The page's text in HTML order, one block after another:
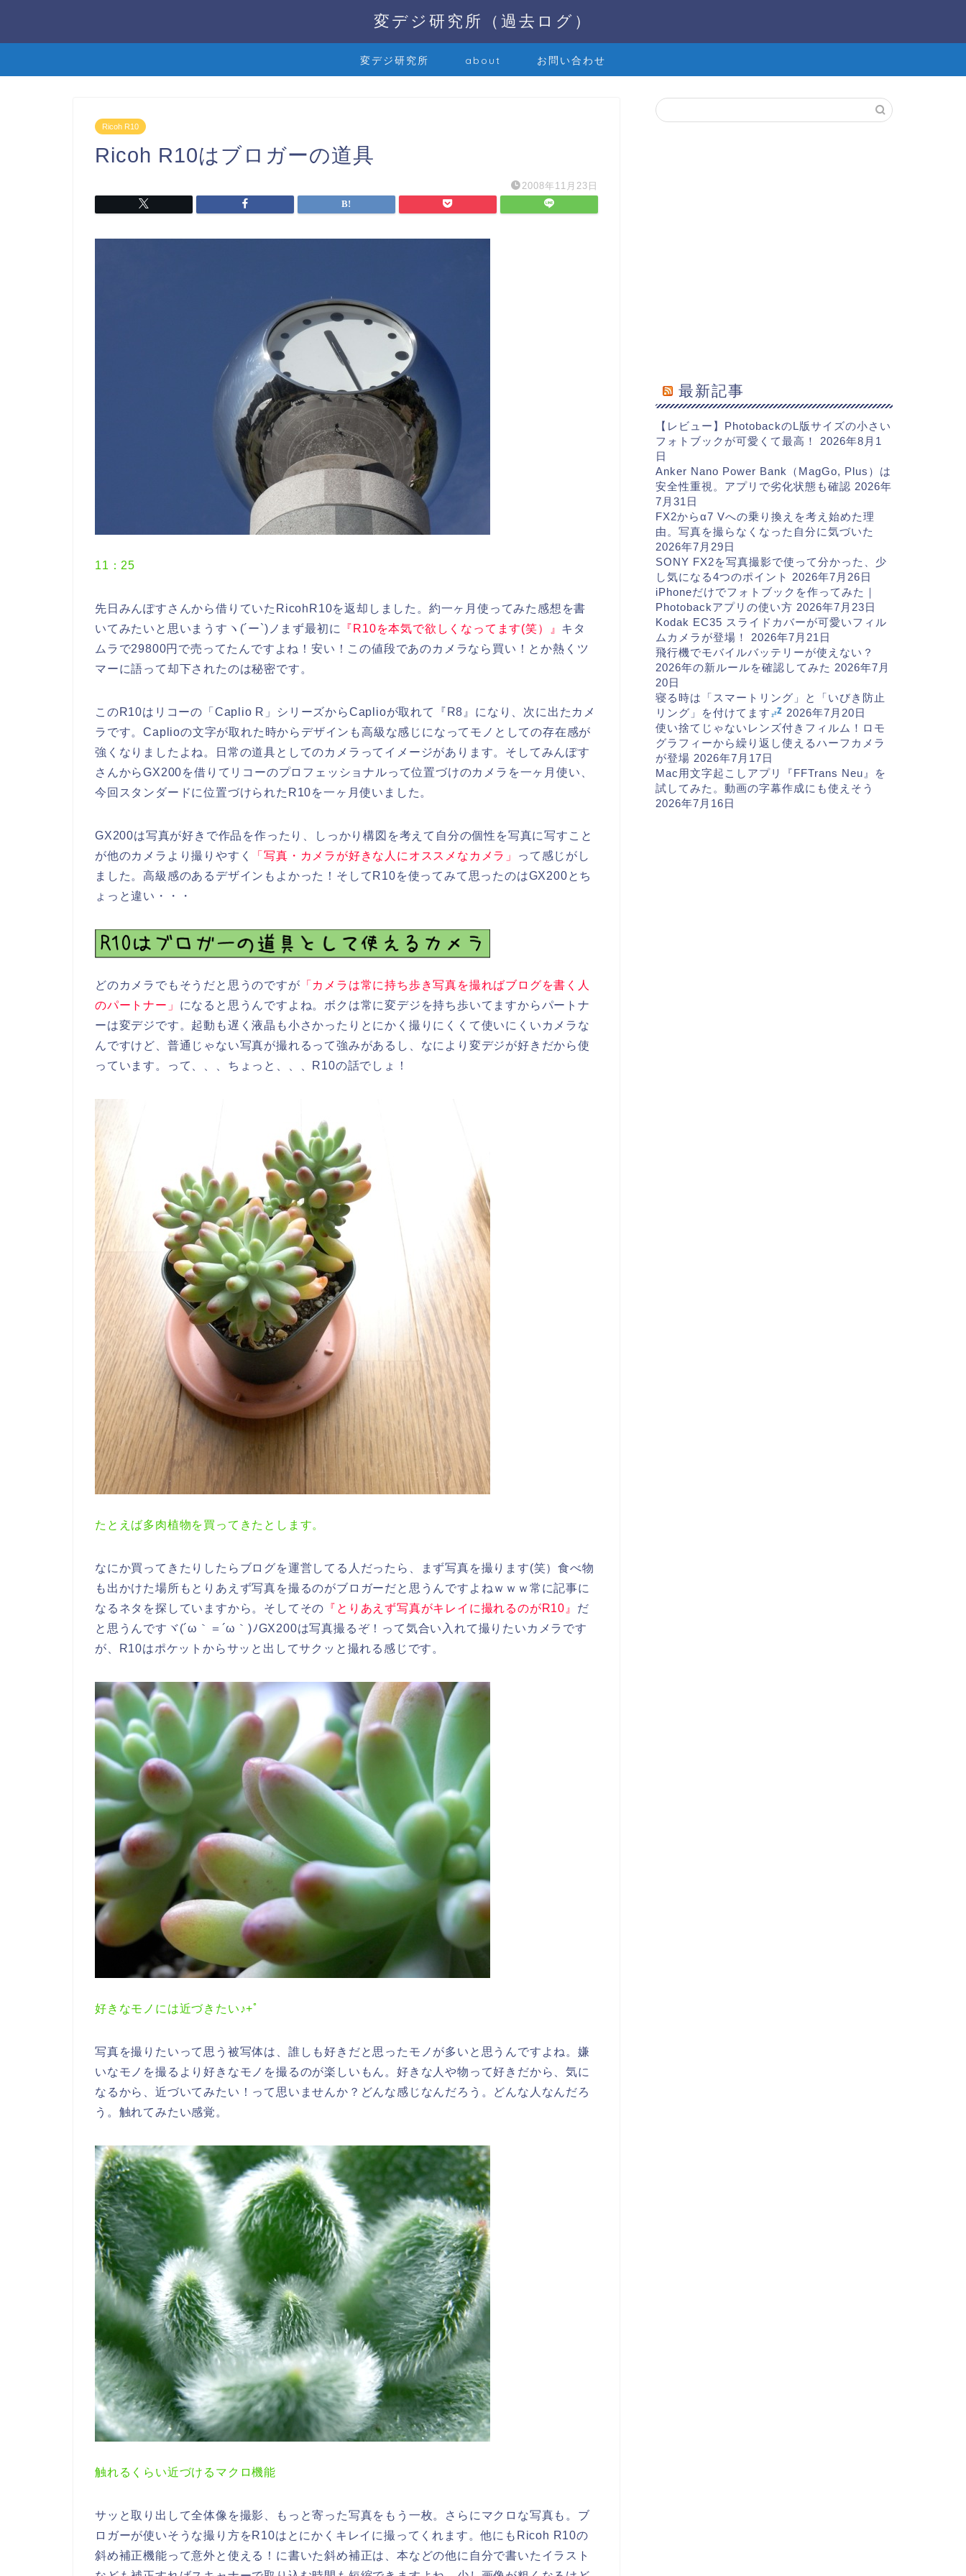
変デジ研究所（過去ログ）
変デジ研究所 about お問い合わせ
Ricoh R10
Ricoh R10はブロガーの道具
2008年11月23日
11：25
先日みんぽすさんから借りていたRicohR10を返却しました。約一ヶ月使ってみた感想を書
いてみたいと思いまうすヽ(´ー`)ノまず最初に
『R10を本気で欲しくなってます(笑）』 キタ
ムラで29800円で売ってたんですよね！安い！この値段であのカメラなら買い！とか熱くツ
マーに語って却下されたのは秘密です。
このR10はリコーの「Caplio R」シリーズからCaplioが取れて『R8』になり、次に出たカメ
ラです。Caplioの文字が取れた時からデザインも高級な感じになってモノとしての存在感が
強くなりましたよね。日常の道具としてのカメラってイメージがあります。そしてみんぽす
さんからGX200を借りてリコーのプロフェッショナルって位置づけのカメラを一ヶ月使い、
今回スタンダードに位置づけられたR10を一ヶ月使いました。
GX200は写真が好きで作品を作ったり、しっかり構図を考えて自分の個性を写真に写すこと
が他のカメラより撮りやすく
「写真・カメラが好きな人にオススメなカメラ」
って感じがし
ました。高級感のあるデザインもよかった！そしてR10を使ってみて思ったのはGX200とち
ょっと違い・・・
どのカメラでもそうだと思うのですが 「カメラは常に持ち歩き写真を撮ればブログを書く人
のパートナー」 になると思うんですよね。ボクは常に変デジを持ち歩いてますからパートナ
ーは変デジです。起動も遅く液晶も小さかったりとにかく撮りにくくて使いにくいカメラな
んですけど、普通じゃない写真が撮れるって強みがあるし、なにより変デジが好きだから使
っています。って、、、ちょっと、、、R10の話でしょ！
たとえば多肉植物を買ってきたとします。
なにか買ってきたりしたらブログを運営してる人だったら、まず写真を撮ります(笑）食べ物
も出かけた場所もとりあえず写真を撮るのがブロガーだと思うんですよねｗｗｗ常に記事に
なるネタを探していますから。そしてその 『とりあえず写真がキレイに撮れるのがR10』 だ
と思うんですヾ(´ω｀＝´ω｀)ﾉGX200は写真撮るぞ！って気合い入れて撮りたいカメラです
が、R10はポケットからサッと出してサクッと撮れる感じです。
好きなモノには近づきたい♪+ﾟ
写真を撮りたいって思う被写体は、誰しも好きだと思ったモノが多いと思うんですよね。嫌
いなモノを撮るより好きなモノを撮るのが楽しいもん。好きな人や物って好きだから、気に
なるから、近づいてみたい！って思いませんか？どんな感じなんだろう。どんな人なんだろ
う。触れてみたい感覚。
触れるくらい近づけるマクロ機能
サッと取り出して全体像を撮影、もっと寄った写真をもう一枚。さらにマクロな写真も。ブ
ロガーが使いそうな撮り方をR10はとにかくキレイに撮ってくれます。他にもRicoh R10の
斜め補正機能って意外と使える！に書いた斜め補正は、本などの他に自分で書いたイラスト
最新記事
【レビュー】PhotobackのL版サイズの小さい
フォトブックが可愛くて最高！
2026年8月1
日
Anker Nano Power Bank（MagGo, Plus）は
安全性重視。アプリで劣化状態も確認 2026年
7月31日
FX2からα7 Vへの乗り換えを考え始めた理
由。写真を撮らなくなった自分に気づいた
2026年7月29日
SONY FX2を写真撮影で使って分かった、少
し気になる4つのポイント 2026年7月26日
iPhoneだけでフォトブックを作ってみた｜
Photobackアプリの使い方 2026年7月23日
Kodak EC35 スライドカバーが可愛いフィル
ムカメラが登場！
2026年7月21日
飛行機でモバイルバッテリーが使えない？
2026年の新ルールを確認してみた 2026年7月
20日
寝る時は「スマートリング」と「いびき防止
リング」を付けてます
2026年7月20日
使い捨てじゃないレンズ付きフィルム！ロモ
グラフィーから繰り返し使えるハーフカメラ
が登場 2026年7月17日
Mac用文字起こしアプリ『FFTrans Neu』を
試してみた。動画の字幕作成にも使えそう
2026年7月16日